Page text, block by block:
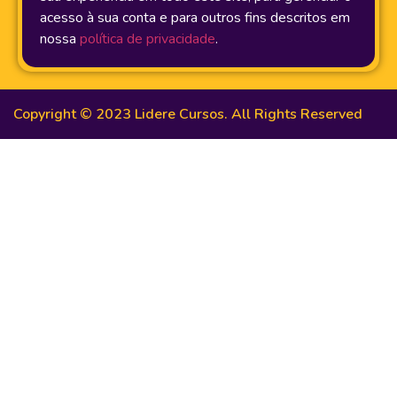
acesso à sua conta e para outros fins descritos em
nossa política de privacidade.
Copyright © 2023 Lidere Cursos. All Rights Reserved